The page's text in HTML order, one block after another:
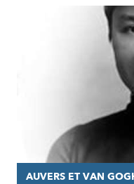
AUVERS ET VAN